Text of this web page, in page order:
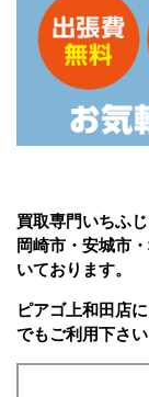
買取専門いちふ
岡崎市・安城市
いております。
ピアゴ上和田店
でもご利用下さい